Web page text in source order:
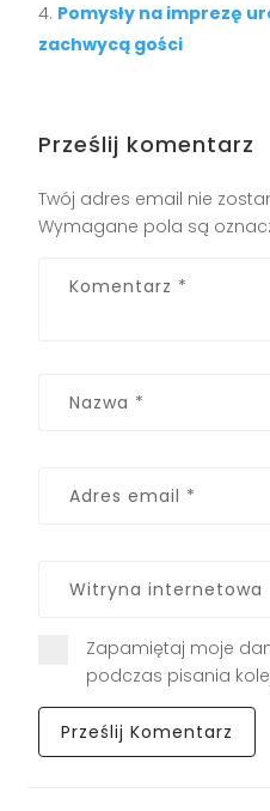
Pomysły na imprezę
zachwycą gości
Prześlij komentarz
Twój adres email nie
Wymagane pola są
Zapamiętaj moje
podczas pisania